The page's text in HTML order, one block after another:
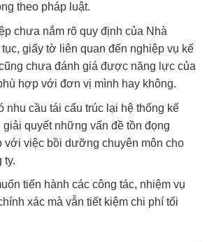
theo pháp luật.
chưa nắm rõ quy định của Nhà
giấy tờ liên quan đến nghiệp vụ kế
chưa đánh giá được năng lực của
hợp với đơn vị mình hay không.
nhu cầu tái cấu trúc lại hệ thống kế
quyết những vấn đề tồn đọng
với việc bồi dưỡng chuyên môn cho
ty.
tiến hành các công tác, nhiệm vụ
xác mà vẫn tiết kiệm chi phí tối